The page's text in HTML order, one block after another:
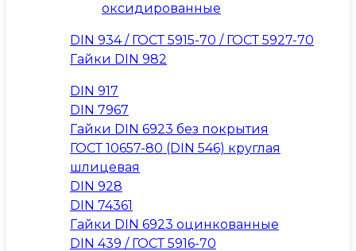
оксидированные
DIN 934 / ГОСТ 5915-70 / ГОСТ 5927-70
Гайки DIN 982
DIN 917
DIN 7967
Гайки DIN 6923 без покрытия
ГОСТ 10657-80 (DIN 546) круглая
шлицевая
DIN 928
DIN 74361
Гайки DIN 6923 оцинкованные
DIN 439 / ГОСТ 5916-70